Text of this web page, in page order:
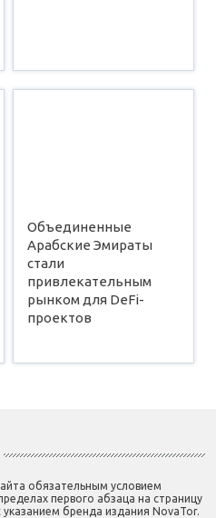
Объединенные
Арабские Эмираты
стали
привлекательным
рынком для DeFi-
проектов
обязательным условием
первого абзаца на страницу
бренда издания NovaTor.